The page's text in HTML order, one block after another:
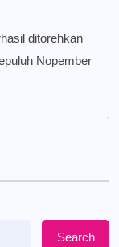
ditorehkan
Nopember
Search